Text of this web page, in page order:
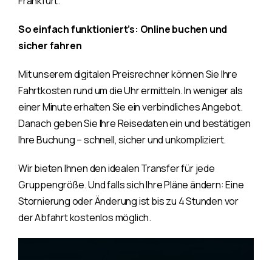
So einfach funktioniert’s: Online buchen und
sicher fahren
Mit unserem digitalen Preisrechner können Sie Ihre
Fahrtkosten rund um die Uhr ermitteln. In weniger als
einer Minute erhalten Sie ein verbindliches Angebot.
Danach geben Sie Ihre Reisedaten ein und bestätigen
Ihre Buchung – schnell, sicher und unkompliziert.
Wir bieten Ihnen den idealen Transfer für jede
Gruppengröße. Und falls sich Ihre Pläne ändern: Eine
Stornierung oder Änderung ist bis zu 4 Stunden vor
der Abfahrt kostenlos möglich.